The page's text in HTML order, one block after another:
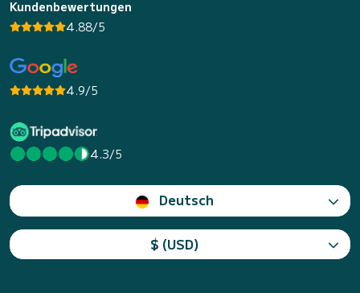
Kundenbewertungen
4.88/5
4.9/5
4.3/5
Deutsch
$ (USD)